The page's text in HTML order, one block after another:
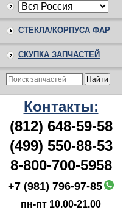
СТЕКЛА/КОРПУСА ФАР
СКУПКА ЗАПЧАСТЕЙ
Контакты:
(812) 648-59-58
(499) 550-88-53
8-800-700-5958
+7 (981) 796-97-85
пн-пт 10.00-21.00